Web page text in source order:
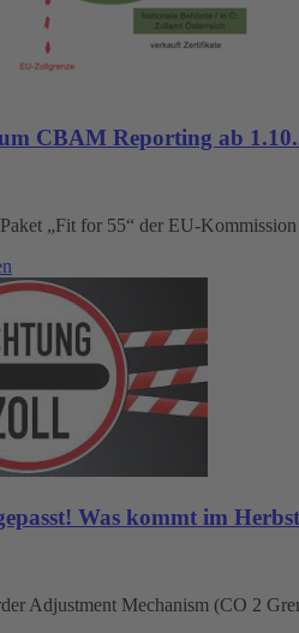
CBAM Reporting ab
„Fit for 55“ der EU-
Was kommt im
Adjustment Mechanism (CO 2